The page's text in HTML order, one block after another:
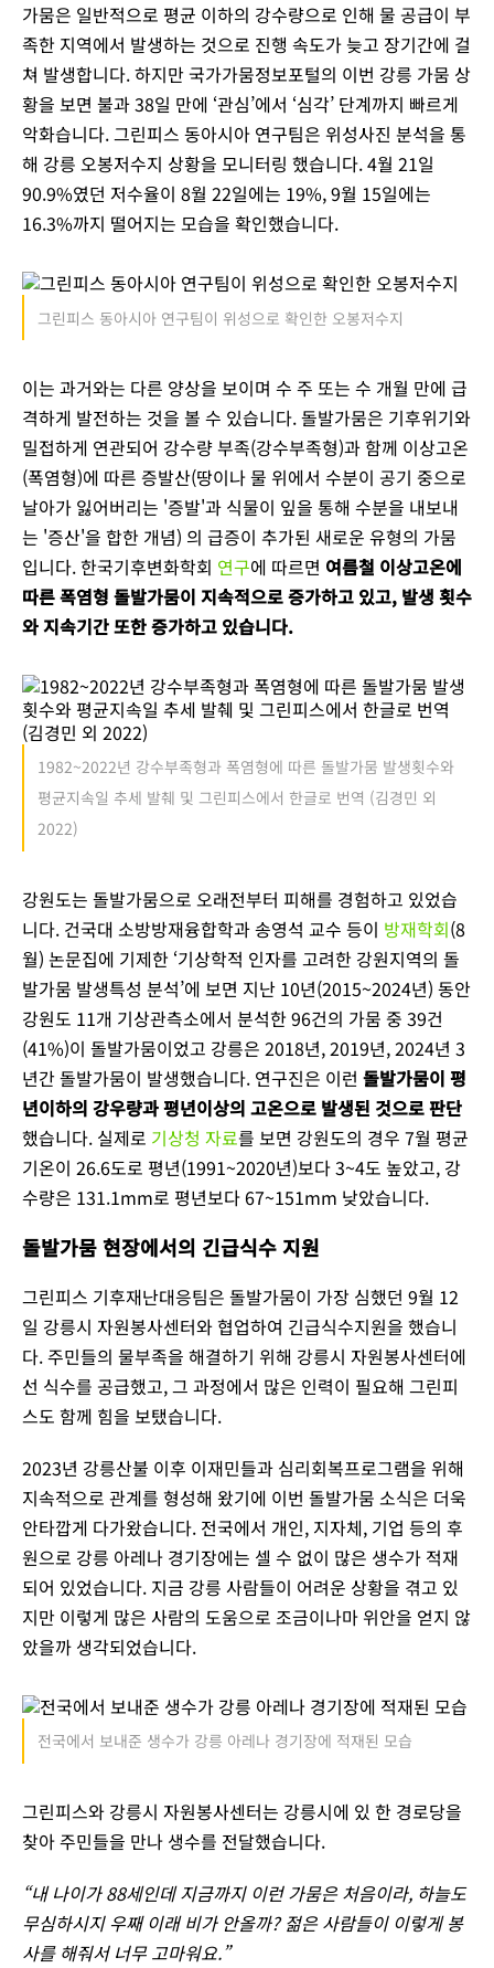
가뭄은 일반적으로 평균 이하의 강수량으로 인해 물 공급이 부
족한 지역에서 발생하는 것으로 진행 속도가 늦고 장기간에 걸
쳐 발생합니다. 하지만 국가가뭄정보포털의 이번 강릉 가뭄 상
황을 보면 불과 38일 만에 ‘관심’에서 ‘심각’ 단계까지 빠르게
악화습니다. 그린피스 동아시아 연구팀은 위성사진 분석을 통
해 강릉 오봉저수지 상황을 모니터링 했습니다. 4월 21일
90.9%였던 저수율이 8월 22일에는 19%, 9월 15일에는
16.3%까지 떨어지는 모습을 확인했습니다.
그린피스 동아시아 연구팀이 위성으로 확인한 오봉저수지
이는 과거와는 다른 양상을 보이며 수 주 또는 수 개월 만에 급
격하게 발전하는 것을 볼 수 있습니다. 돌발가뭄은 기후위기와
밀접하게 연관되어 강수량 부족(강수부족형)과 함께 이상고온
(폭염형)에 따른 증발산(땅이나 물 위에서 수분이 공기 중으로
날아가 잃어버리는 '증발'과 식물이 잎을 통해 수분을 내보내
는 '증산'을 합한 개념) 의 급증이 추가된 새로운 유형의 가뭄
입니다. 한국기후변화학회 연구에 따르면 여름철 이상고온에
따른 폭염형 돌발가뭄이 지속적으로 증가하고 있고, 발생 횟수
와 지속기간 또한 증가하고 있습니다.
1982~2022년 강수부족형과 폭염형에 따른 돌발가뭄 발생횟수와
평균지속일 추세 발췌 및 그린피스에서 한글로 번역 (김경민 외
2022)
강원도는 돌발가뭄으로 오래전부터 피해를 경험하고 있었습
니다. 건국대 소방방재융합학과 송영석 교수 등이 방재학회(8
월) 논문집에 기제한 ‘기상학적 인자를 고려한 강원지역의 돌
발가뭄 발생특성 분석’에 보면 지난 10년(2015~2024년) 동안
강원도 11개 기상관측소에서 분석한 96건의 가뭄 중 39건
(41%)이 돌발가뭄이었고 강릉은 2018년, 2019년, 2024년 3
년간 돌발가뭄이 발생했습니다. 연구진은 이런 돌발가뭄이 평
년이하의 강우량과 평년이상의 고온으로 발생된 것으로 판단
했습니다. 실제로 기상청 자료를 보면 강원도의 경우 7월 평균
기온이 26.6도로 평년(1991~2020년)보다 3~4도 높았고, 강
수량은 131.1mm로 평년보다 67~151mm 낮았습니다.
돌발가뭄 현장에서의 긴급식수 지원
그린피스 기후재난대응팀은 돌발가뭄이 가장 심했던 9월 12
일 강릉시 자원봉사센터와 협업하여 긴급식수지원을 했습니
다. 주민들의 물부족을 해결하기 위해 강릉시 자원봉사센터에
선 식수를 공급했고, 그 과정에서 많은 인력이 필요해 그린피
스도 함께 힘을 보탰습니다.
2023년 강릉산불 이후 이재민들과 심리회복프로그램을 위해
지속적으로 관계를 형성해 왔기에 이번 돌발가뭄 소식은 더욱
안타깝게 다가왔습니다. 전국에서 개인, 지자체, 기업 등의 후
원으로 강릉 아레나 경기장에는 셀 수 없이 많은 생수가 적재
되어 있었습니다. 지금 강릉 사람들이 어려운 상황을 겪고 있
지만 이렇게 많은 사람의 도움으로 조금이나마 위안을 얻지 않
았을까 생각되었습니다.
전국에서 보내준 생수가 강릉 아레나 경기장에 적재된 모습
그린피스와 강릉시 자원봉사센터는 강릉시에 있 한 경로당을
찾아 주민들을 만나 생수를 전달했습니다.
“내 나이가 88세인데 지금까지 이런 가뭄은 처음이라, 하늘도
무심하시지 우째 이래 비가 안올까? 젊은 사람들이 이렇게 봉
사를 해줘서 너무 고마워요.”